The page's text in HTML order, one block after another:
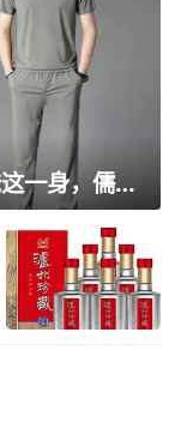
百元出头买一套！父亲节送爸爸这一身，儒雅有型还凉爽